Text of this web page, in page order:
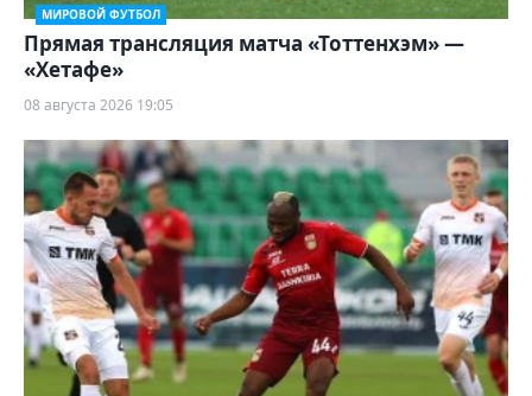
МИРОВОЙ ФУТБОЛ
Прямая трансляция матча «Тоттенхэм» —
«Хетафе»
08 августа 2026 19:05